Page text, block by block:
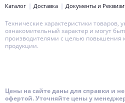
Каталог
Доставка Документы и
Технические характеристики товаров,
ознакомительный характер и могут
производителями с целью повышения
продукции.
Цены на сайте даны для справки и
офертой. Уточняйте цены у